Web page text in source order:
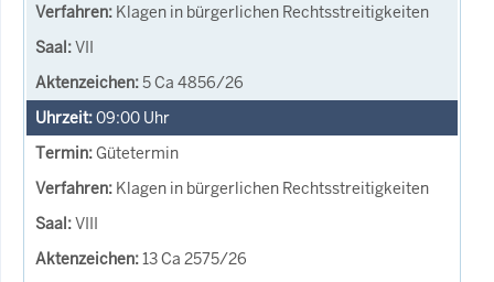
Klagen in bürgerlichen Rechtsstreitigkeiten
VII
5 Ca 4856/26
09:00 Uhr
Gütetermin
Klagen in bürgerlichen Rechtsstreitigkeiten
VIII
13 Ca 2575/26